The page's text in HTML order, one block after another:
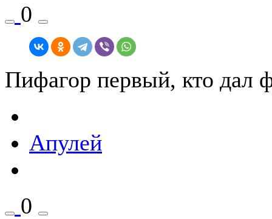
0
Пифагор первый, кто дал
Апулей
0